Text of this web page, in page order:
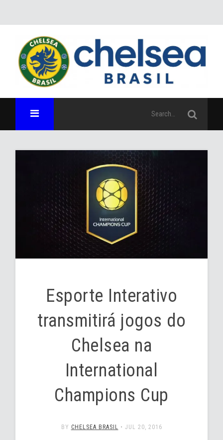
Esporte Interativo
transmitirá jogos do
Chelsea na
International
Champions Cup
BY CHELSEA BRASIL • JUL 20, 2016